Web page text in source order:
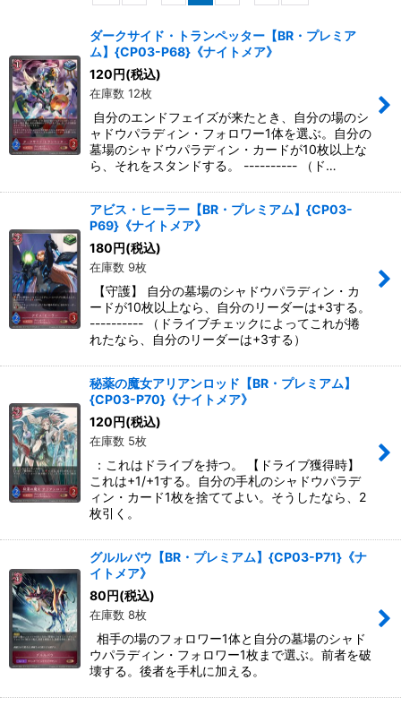
絞り込む
ダークサイド・トランペッター【BR・プレミア
ム】{CP03-P68}《ナイトメア》
120円(税込)
在庫数 12枚
自分のエンドフェイズが来たとき、自分の場のシ
ャドウパラディン・フォロワー1体を選ぶ。自分の
墓場のシャドウパラディン・カードが10枚以上な
ら、それをスタンドする。 ---------- （ド…
アビス・ヒーラー【BR・プレミアム】{CP03-
P69}《ナイトメア》
180円(税込)
在庫数 9枚
【守護】 自分の墓場のシャドウパラディン・カ
ードが10枚以上なら、自分のリーダーは+3する。
---------- （ドライブチェックによってこれが捲
れたなら、自分のリーダーは+3する）
秘薬の魔女アリアンロッド【BR・プレミアム】
{CP03-P70}《ナイトメア》
120円(税込)
在庫数 5枚
：これはドライブを持つ。 【ドライブ獲得時】
これは+1/+1する。自分の手札のシャドウパラデ
ィン・カード1枚を捨ててよい。そうしたなら、2
枚引く。
グルルバウ【BR・プレミアム】{CP03-P71}《ナ
イトメア》
80円(税込)
在庫数 8枚
相手の場のフォロワー1体と自分の墓場のシャド
ウパラディン・フォロワー1枚まで選ぶ。前者を破
壊する。後者を手札に加える。